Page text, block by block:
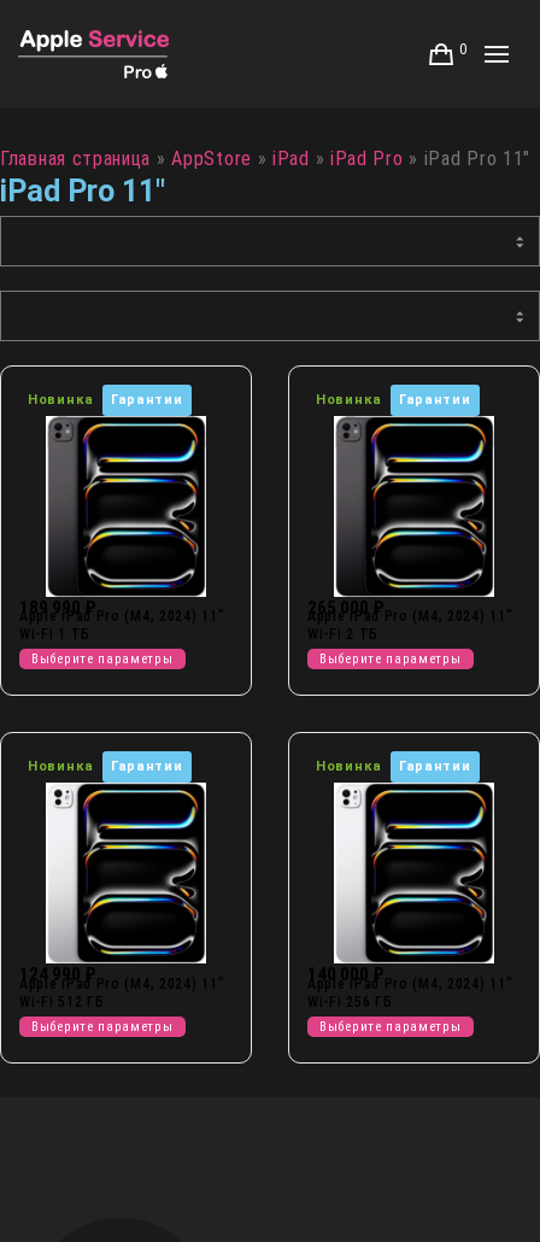
0
Главная страница »AppStore »iPad » iPad Pro » iPad Pro 11"
iPad Pro 11"
Новинка Гарантии
189 990 ₽
Apple iPad Pro (M4, 2024) 11″
Wi-Fi 1 ТБ
Выберите параметры
Новинка Гарантии
265 000 ₽
Apple iPad Pro (M4, 2024) 11″
Wi-Fi 2 ТБ
Выберите параметры
Новинка Гарантии
124 990 ₽
Apple iPad Pro (M4, 2024) 11″
Wi-Fi 512 ГБ
Выберите параметры
Новинка Гарантии
140 000 ₽
Apple iPad Pro (M4, 2024) 11″
Wi-Fi 256 ГБ
Выберите параметры